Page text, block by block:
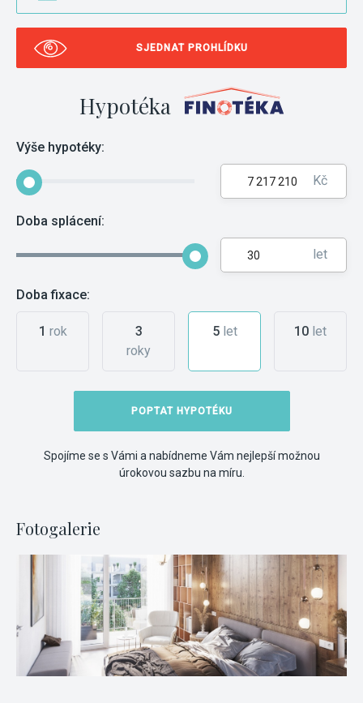
SJEDNAT PROHLÍDKU
Hypotéka
Výše hypotéky:
Kč
Doba splácení:
let
Doba fixace:
1 rok
3
roky
5let 10 let
POPTAT HYPOTÉKU
Spojíme se s Vámi a nabídneme Vám nejlepší možnou
úrokovou sazbu na míru.
Fotogalerie